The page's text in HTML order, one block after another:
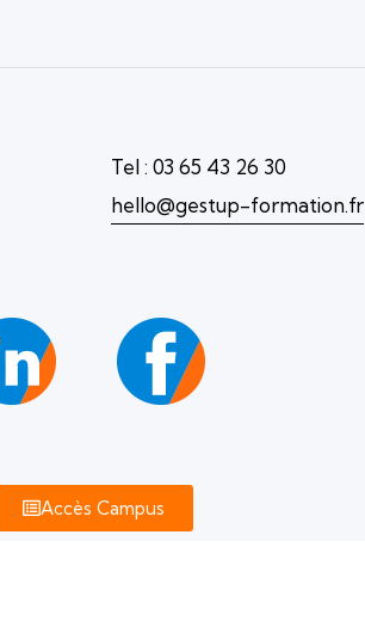
Tel : 03 65 43 26 30
hello@gestup-formation.fr
Accès Campus